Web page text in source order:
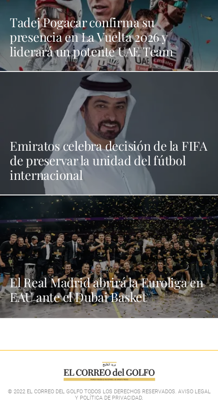
Tadej Pogacar confirma su
presencia en La Vuelta 2026 y
liderará un potente UAE Team
Emiratos celebra decisión de la FIFA
de preservar la unidad del fútbol
internacional
El Real Madrid abrirá la Euroliga en
EAU ante el Dubai Basket
© 2022 EL CORREO DEL GOLFO TODOS LOS DERECHOS RESERVADOS. AVISO LEGAL
Y POLÍTICA DE PRIVACIDAD.